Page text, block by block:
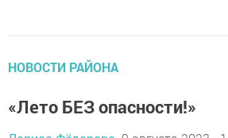
НОВОСТИ РАЙОНА
«Лето БЕЗ опасности!»